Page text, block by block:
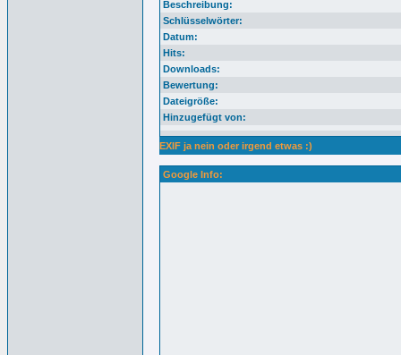
Beschreibung:
Schlüsselwörter:
Datum:
Hits:
Downloads:
Bewertung:
Dateigröße:
Hinzugefügt von:
EXIF ja nein oder irgend etwas :)
Google Info: